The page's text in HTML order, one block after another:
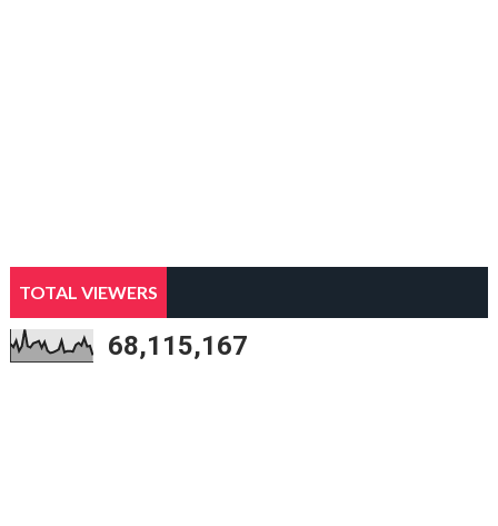
TOTAL VIEWERS
68,115,167